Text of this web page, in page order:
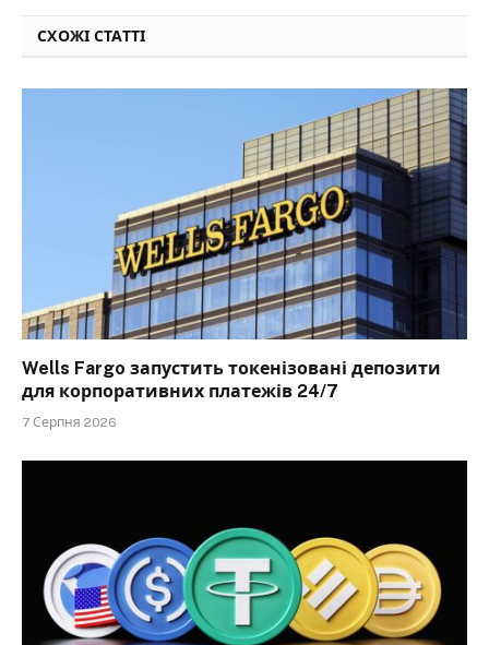
СХОЖІ СТАТТІ
Wells Fargo запустить токенізовані депозити
для корпоративних платежів 24/7
7 Серпня 2026